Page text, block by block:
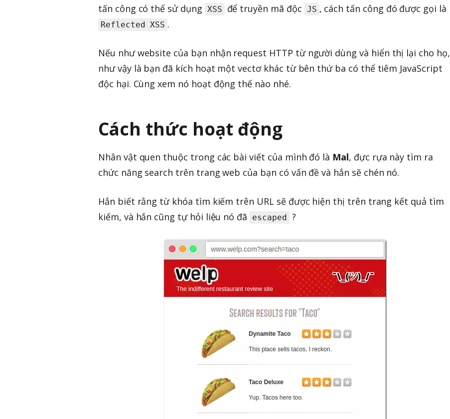
tấn công có thể sử dụng XSS để truyền mã độc JS , cách tấn công đó được gọi là
Reflected XSS .
Nếu như website của bạn nhận request HTTP từ người dùng và hiển thị lại cho họ,
như vậy là bạn đã kích hoạt một vectơ khác từ bên thứ ba có thể tiêm JavaScript
độc hại. Cùng xem nó hoạt động thế nào nhé.
Cách thức hoạt động
Nhân vật quen thuộc trong các bài viết của mình đó là Mal, đực rựa này tìm ra
chức năng search trên trang web của bạn có vấn đề và hắn sẽ chén nó.
Hắn biết rằng từ khóa tìm kiếm trên URL sẽ được hiện thị trên trang kết quả tìm
kiếm, và hắn cũng tự hỏi liệu nó đã
escaped ?